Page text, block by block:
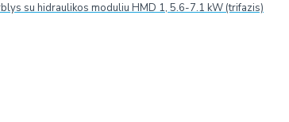
su hidraulikos moduliu HMD 1, 5.6-7.1 kW (trifazis)